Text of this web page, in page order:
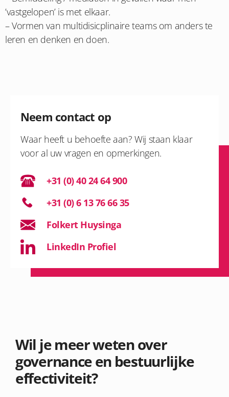
’vastgelopen’ is met elkaar.
– Vormen van multidisicplinaire teams om anders te
leren en denken en doen.
Neem contact op
Waar heeft u behoefte aan? Wij staan klaar
voor al uw vragen en opmerkingen.
+31 (0) 40 24 64 900
+31 (0) 6 13 76 66 35
Folkert Huysinga
LinkedIn Profiel
Wil je meer weten over
governance en bestuurlijke
effectiviteit?